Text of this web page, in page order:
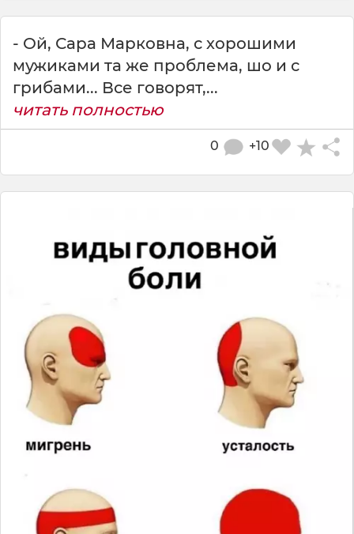
- Ой, Сара Марковна, с хорошими
мужиками та же проблема, шо и с
грибами... Все говорят,...
читать полностью
+10
0